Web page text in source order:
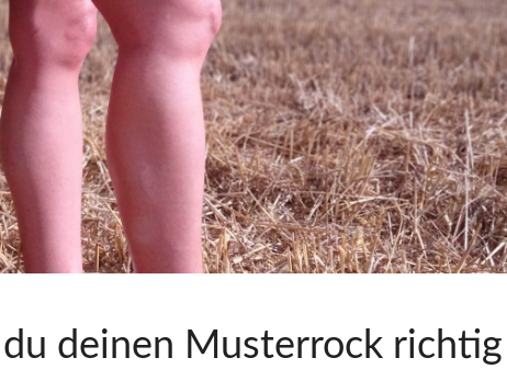
deinen Musterrock richtig